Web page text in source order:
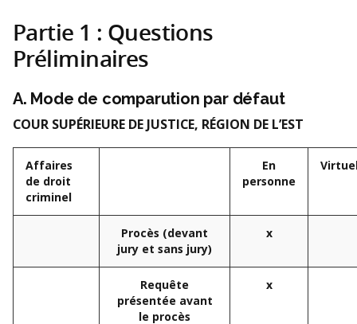
Partie 1 : Questions
Préliminaires
A. Mode de comparution par défaut
COUR SUPÉRIEURE DE JUSTICE, RÉGION DE L’EST
Affaires
de droit
criminel
En
personne
Procès (devant
jury et sans jury)
x
Requête
présentée avant
le procès
x